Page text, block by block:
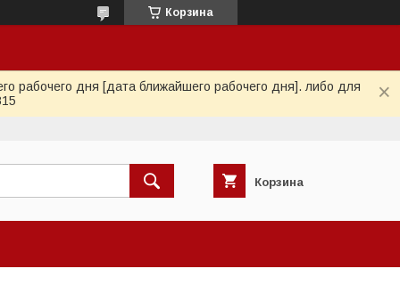
Корзина
рабочего дня [дата ближайшего рабочего дня]. либо для
Корзина